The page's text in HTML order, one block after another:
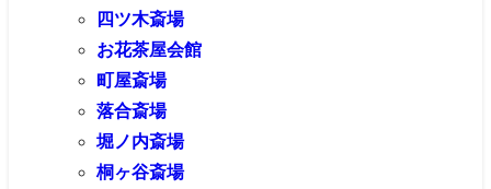
四ツ木斎場
お花茶屋会館
町屋斎場
落合斎場
堀ノ内斎場
桐ヶ谷斎場